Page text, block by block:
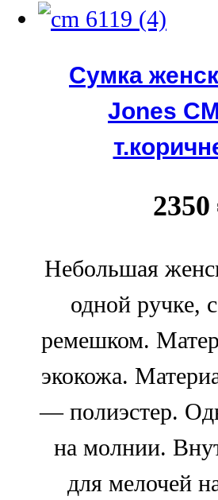
Сумка
Jones
2350
Небольшая
одной ручке,
ремешком.
экокожа.
— полиэстер.
на молнии.
для мелочей